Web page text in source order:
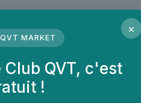
×
MARKET
Club QVT, c'est
!